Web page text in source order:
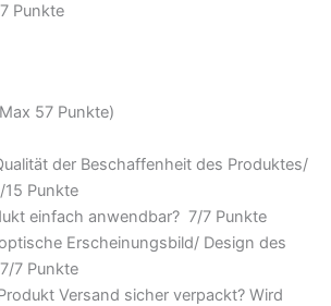
7 Punkte
57 Punkte)
der Beschaffenheit des Produktes/
15 Punkte
einfach anwendbar? 7/7 Punkte
Erscheinungsbild/ Design des
7 Punkte
Versand sicher verpackt? Wird